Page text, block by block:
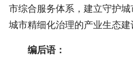
市综合服务体系，建立守护
城市精细化治理的产业生态建
编后语：